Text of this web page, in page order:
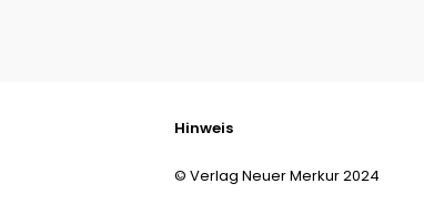
Hinweis
© Verlag Neuer Merkur 2024